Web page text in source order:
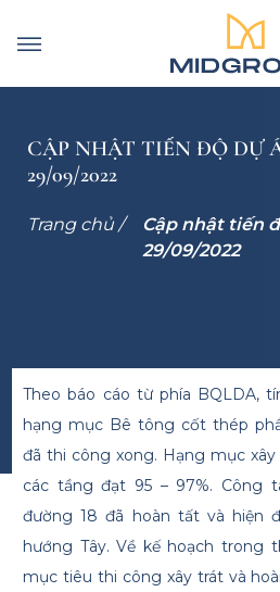
CẬP NHẬT TIẾN ĐỘ DỰ
29/09/2022
Trang chủ /
Cập nhật tiến
29/09/2022
Theo báo cáo từ phía BQLDA,
hạng mục Bê tông cốt thép
đã thi công xong. Hạng mục
các tầng đạt 95 – 97%. Công
đường 18 đã hoàn tất và hiện
hướng Tây. Về kế hoạch trong
mục tiêu thi công xây trát và